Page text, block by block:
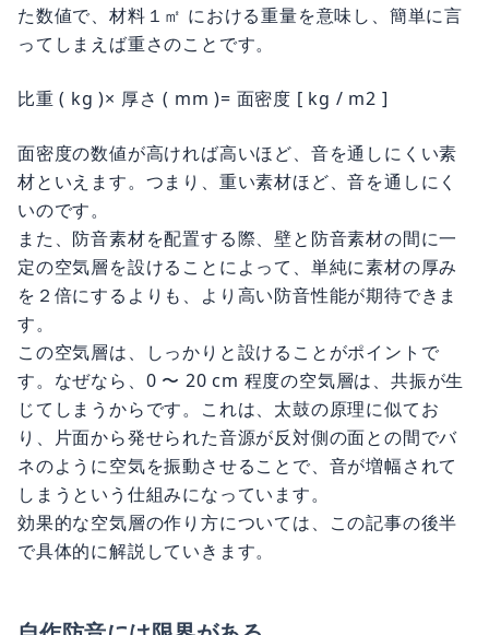
た数値で、材料１㎡ における重量を意味し、簡単に言
ってしまえば重さのことです。
比重 ( kg )× 厚さ ( mm )= 面密度 [ kg / m2 ]
面密度の数値が高ければ高いほど、音を通しにくい素
材といえます。つまり、重い素材ほど、音を通しにく
いのです。
また、防音素材を配置する際、壁と防音素材の間に一
定の空気層を設けることによって、単純に素材の厚み
を２倍にするよりも、より高い防音性能が期待できま
す。
この空気層は、しっかりと設けることがポイントで
す。なぜなら、0 〜 20 cm 程度の空気層は、共振が生
じてしまうからです。これは、太鼓の原理に似てお
り、片面から発せられた音源が反対側の面との間でバ
ネのように空気を振動させることで、音が増幅されて
しまうという仕組みになっています。
効果的な空気層の作り方については、この記事の後半
で具体的に解説していきます。